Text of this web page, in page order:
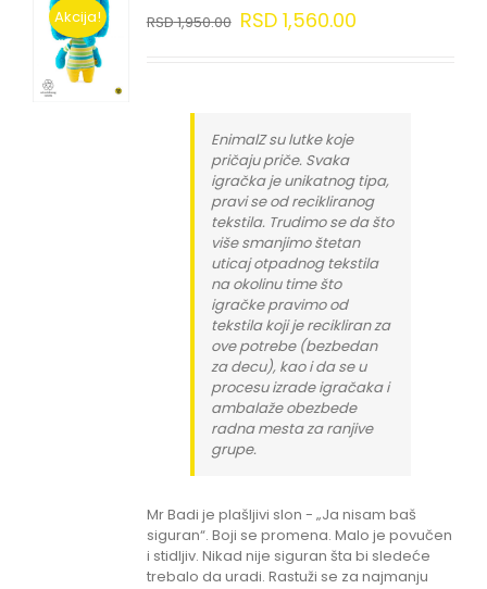
Akcija! RSD1,950.00 RSD1,560.00
EnimalZ su lutke koje
pričaju priče. Svaka
igračka je unikatnog tipa,
pravi se od recikliranog
tekstila. Trudimo se da što
više smanjimo štetan
uticaj otpadnog tekstila
na okolinu time što
igračke pravimo od
tekstila koji je recikliran za
ove potrebe (bezbedan
za decu), kao i da se u
procesu izrade igračaka i
ambalaže obezbede
radna mesta za ranjive
grupe.
Mr Badi je plašljivi slon - „Ja nisam baš
siguran“. Boji se promena. Malo je povučen
i stidljiv. Nikad nije siguran šta bi sledeće
trebalo da uradi. Rastuži se za najmanju